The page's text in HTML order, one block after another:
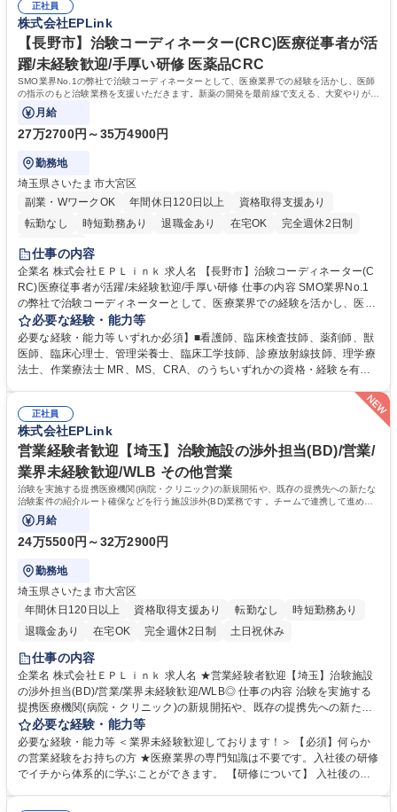
フレックスタイム制/プライベートと仕事の両立もしやすい環境。育休復帰
率は90%以上/育児補助支援金等も有 募集職種 【岡山】治験コーディネー
ター(CRC)未経験歓迎/土日祝休/医療資格を活かす
足説明ができる点、などを活かしてご活躍頂けます。 【研修制度】入社後
は、約2週間のe-learning受講後に導入研修を5日間受けていただき、テス
トに合格後、OJTとなります。OJT期間は平均約3ヶ月ですが、個人の成長
に合わせてサポートしていくためそれ以上になる方もいます。 学歴・資格
学歴：大学院 大学 高専 短大 専修学校 語学力： 資格：看護師 薬剤師 臨床
検査技師
正社員
株式会社EPLink
【長野市】治験コーディネーター(CRC)医療従事者が活
躍/未経験歓迎/手厚い研修 医薬品CRC
SMO業界No.1の弊社で治験コーディネーターとして、医療業界での経験を活かし、医師
の指示のもと治験業務を支援いただきます。新薬の開発を最前線で支える、大変やりがい
のある仕事です。CRC未経験の方も活躍中！
月給
27万2700円～35万4900円
勤務地
埼玉県さいたま市大宮区
副業・WワークOK
年間休日120日以上
資格取得支援あり
転勤なし
時短勤務あり 退職金あり 在宅OK
完全週休2日制
土日祝休み
仕事の内容
企業名 株式会社ＥＰＬｉｎｋ 求人名 【長野市】治験コーディネーター(C
RC)医療従事者が活躍/未経験歓迎/手厚い研修 仕事の内容 SMO業界No.1
の弊社で治験コーディネーターとして、医療業界での経験を活かし、医師
の指示のもと治験業務を支援いただきます。新薬の開発を最前線で支え
る、大変やりがいのある仕事です。CRC未経験の方も活躍中！ ・治験に
参加する患者(被験者)さんに対する試験内容の補助説明 ・被験者のスケジ
ュール管理 ・被験者との面談、服薬状況の確認 ・診療、検査への同席 ・
割は事務業務となります。【働きやすさ】コアタイム無のフレックスタイ
ム制のためプライベートと仕事の両立もしやすい環境。育休からの復帰率
は90%以上、育児補助支援金等もあります。 募集職種 【長野市】治験コ
ーディネーター(CRC)医療従事者が活躍/未経験歓迎/手厚い研修
必要な経験・能力等
必要な経験・能力等 いずれか必須】■看護師、臨床検査技師、薬剤師、獣
医師、臨床心理士、管理栄養士、臨床工学技師、診療放射線技師、理学療
法士、作業療法士 MR、MS、CRA、のうちいずれかの資格・経験を有す
経験を必須。 【活かせる経験】院内スタッフや患者とのコミュニケーショ
ン能力や、カルテを読む力、治験で行う検査内容や薬剤について補足説明
ができる点、などを活かしてご活躍頂けます。 【研修制度】約2週間のe-l
earning受講後に導入研修を5日間受けていただき、テストに合格後、OJT
となります。OJT期間は平均約3ヶ月。 学歴・資格 学歴：大学院 大学 高
専 短大 専修学校 語学力： 資格：看護師 薬剤師 臨床検査技師
正社員
株式会社EPLink
営業経験者歓迎【埼玉】治験施設の渉外担当(BD)/営業/
業界未経験歓迎/WLB その他営業
治験を実施する提携医療機関(病院・クリニック)の新規開拓や、既存の提携先への新たな
治験案件の紹介ルート確保などを行う施設渉外(BD)業務です 。チームで連携して進める
営業スタイルです。
月給
24万5500円～32万2900円
勤務地
埼玉県さいたま市大宮区
年間休日120日以上
資格取得支援あり 転勤なし
時短勤務あり
退職金あり
在宅OK 完全週休2日制 土日祝休み
仕事の内容
企業名 株式会社ＥＰＬｉｎｋ 求人名 ★営業経験者歓迎【埼玉】治験施設
の渉外担当(BD)/営業/業界未経験歓迎/WLB◎ 仕事の内容 治験を実施する
提携医療機関(病院・クリニック)の新規開拓や、既存の提携先への新たな
治験案件の紹介ルート確保などを行う施設渉外(BD)業務です 。チームで
連携して進める営業スタイルです。 ■治験を実施できる医療機関の新規開
拓 ■要件調査（治験に必要な条件などのヒアリング）■治験にご協力いた
だく医療機関の開拓 ■提携医療機関へ新規治験のご紹介 ■社内関係各部署
必要な経験・能力等
必要な経験・能力等 ＜業界未経験歓迎しております！＞ 【必須】何らか
の営業経験をお持ちの方 ★医療業界の専門知識は不要です。入社後の研修
でイチから体系的に学ぶことができます。 【研修について】 入社後の研